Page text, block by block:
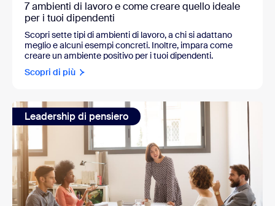
7 ambienti di lavoro e come creare quello ideale
per i tuoi dipendenti
Scopri sette tipi di ambienti di lavoro, a chi si adattano
meglio e alcuni esempi concreti. Inoltre, impara come
creare un ambiente positivo per i tuoi dipendenti.
Scopri di più
Leadership di pensiero